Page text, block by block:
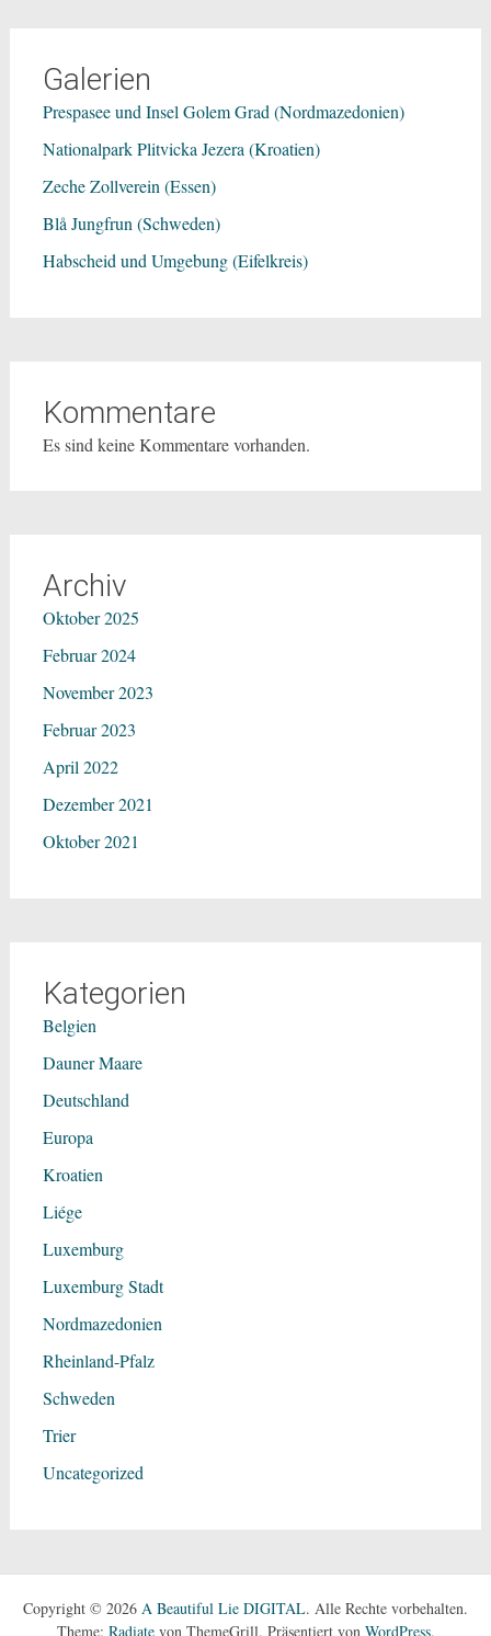
Galerien
Prespasee und Insel Golem Grad (Nordmazedonien)
Nationalpark Plitvicka Jezera (Kroatien)
Zeche Zollverein (Essen)
Blå Jungfrun (Schweden)
Habscheid und Umgebung (Eifelkreis)
Kommentare
Es sind keine Kommentare vorhanden.
Archiv
Oktober 2025
Februar 2024
November 2023
Februar 2023
April 2022
Dezember 2021
Oktober 2021
Kategorien
Belgien
Dauner Maare
Deutschland
Europa
Kroatien
Liége
Luxemburg
Luxemburg Stadt
Nordmazedonien
Rheinland-Pfalz
Schweden
Trier
Uncategorized
Copyright © 2026 A Beautiful Lie DIGITAL. Alle Rechte vorbehalten.
Theme: Radiatevon ThemeGrill. Präsentiert von WordPress.